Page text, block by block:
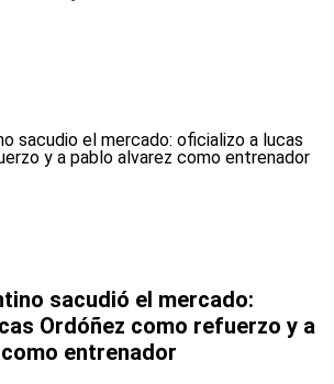
sacudió el mercado:
Ordóñez como refuerzo y a
entrenador